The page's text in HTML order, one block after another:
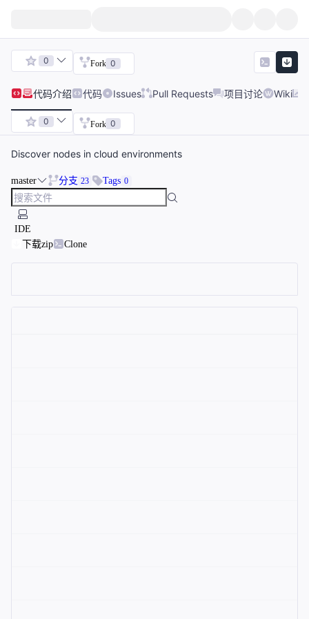
0 Fork 0
代码介绍 代码 Issues Pull Requests 项目讨论 Wiki
0 Fork 0
Discover nodes in cloud environments
master 分支 23 Tags 0
IDE
下载zip
Clone